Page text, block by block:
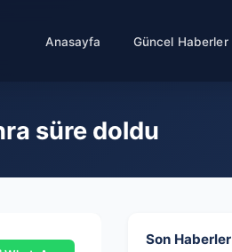
Anasayfa Güncel Haberler
süre doldu
Son Haberler